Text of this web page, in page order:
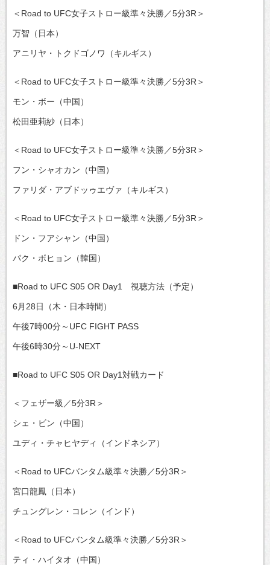
＜Road to UFC女子ストロー級準々決勝／5分3R＞
万智（日本）
アニリヤ・トクドゴノワ（キルギス）
＜Road to UFC女子ストロー級準々決勝／5分3R＞
モン・ボー（中国）
松田亜莉紗（日本）
＜Road to UFC女子ストロー級準々決勝／5分3R＞
フン・シャオカン（中国）
ファリダ・アブドッゥエヴァ（キルギス）
＜Road to UFC女子ストロー級準々決勝／5分3R＞
ドン・フアシャン（中国）
パク・ボヒョン（韓国）
■Road to UFC S05 OR Day1 視聴方法（予定）
6月28日（木・日本時間）
午後7時00分～UFC FIGHT PASS
午後6時30分～U-NEXT
■Road to UFC S05 OR Day1対戦カード
＜フェザー級／5分3R＞
シェ・ビン（中国）
ユディ・チャヒヤディ（インドネシア）
＜Road to UFCバンタム級準々決勝／5分3R＞
宮口龍鳳（日本）
チュングレン・コレン（インド）
＜Road to UFCバンタム級準々決勝／5分3R＞
ティ・ハイタオ（中国）